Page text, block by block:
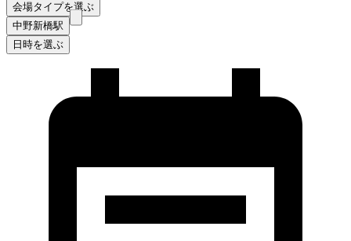
会場タイプを選ぶ
中野新橋駅
日時を選ぶ